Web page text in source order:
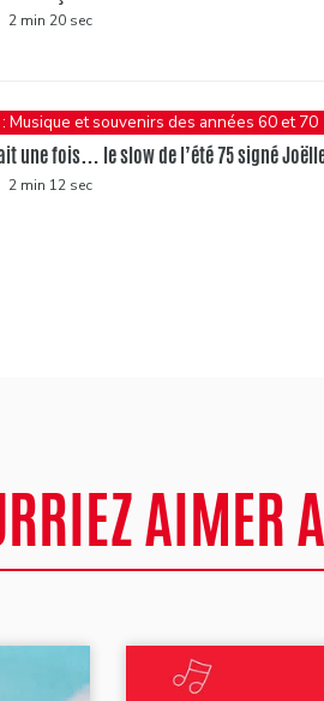
2 min 20 sec
Musique et souvenirs des années 60 et 70
une fois… le slow de l’été 75 signé
2 min 12 sec
AIMER